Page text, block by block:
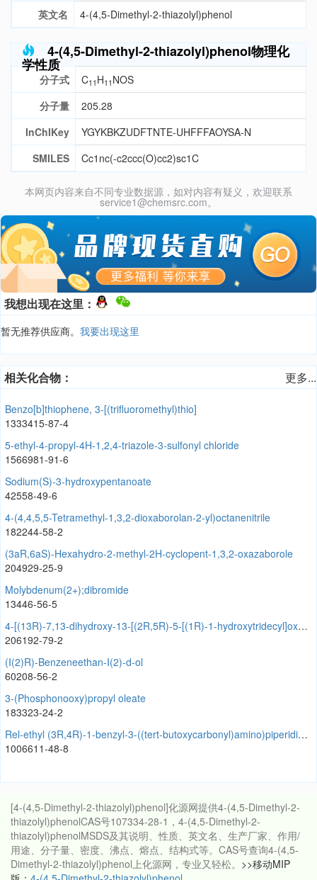
英文名 4-(4,5-Dimethyl-2-thiazolyl)phenol
4-(4,5-Dimethyl-2-thiazolyl)phenol物理化
学性质
分子式 C11 H11 NOS
分子量
205.28
InChIKey
YGYKBKZUDFTNTE-UHFFFAOYSA-N
SMILES
Cc1nc(-c2ccc(O)cc2)sc1C
本网页内容来自不同专业数据源，如对内容有疑义，欢迎联系
service1@chemsrc.com。
我想出现在这里：
暂无推荐供应商。 我要出现这里
相关化合物： 更多...
Benzo[b]thiophene, 3-[(trifluoromethyl)thio]
1333415-87-4
5-ethyl-4-propyl-4H-1,2,4-triazole-3-sulfonyl chloride
1566981-91-6
Sodium(S)-3-hydroxypentanoate
42558-49-6
4-(4,4,5,5-Tetramethyl-1,3,2-dioxaborolan-2-yl)octanenitrile
182244-58-2
(3aR,6aS)-Hexahydro-2-methyl-2H-cyclopent-1,3,2-oxazaborole
204929-25-9
Molybdenum(2+);dibromide
13446-56-5
4-[(13R)-7,13-dihydroxy-13-[(2R,5R)-5-[(1R)-1-hydroxytridecyl]oxolan-2-yl]tridecyl]-2-methyl-2H-furan-5-one
206192-79-2
(I(2)R)-Benzeneethan-I(2)-d-ol
60208-56-2
3-(Phosphonooxy)propyl oleate
183323-24-2
Rel-ethyl (3R,4R)-1-benzyl-3-((tert-butoxycarbonyl)amino)piperidine-4-carboxylate
1006611-48-8
[4-(4,5-Dimethyl-2-thiazolyl)phenol]化源网提供4-(4,5-Dimethyl-2-
thiazolyl)phenolCAS号107334-28-1，4-(4,5-Dimethyl-2-
thiazolyl)phenolMSDS及其说明、性质、英文名、生产厂家、作用/
用途、分子量、密度、沸点、熔点、结构式等。CAS号查询4-(4,5-
Dimethyl-2-thiazolyl)phenol上化源网，专业又轻松。 >>移动MIP